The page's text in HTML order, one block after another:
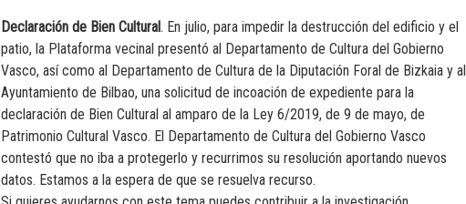
Declaración de Bien Cultural. En julio, para impedir la destrucción del edificio y el
patio, la Plataforma vecinal presentó al Departamento de Cultura del Gobierno
Vasco, así como al Departamento de Cultura de la Diputación Foral de Bizkaia y al
Ayuntamiento de Bilbao, una solicitud de incoación de expediente para la
declaración de Bien Cultural al amparo de la Ley 6/2019, de 9 de mayo, de
Patrimonio Cultural Vasco. El Departamento de Cultura del Gobierno Vasco
contestó que no iba a protegerlo y recurrimos su resolución aportando nuevos
datos. Estamos a la espera de que se resuelva recurso.